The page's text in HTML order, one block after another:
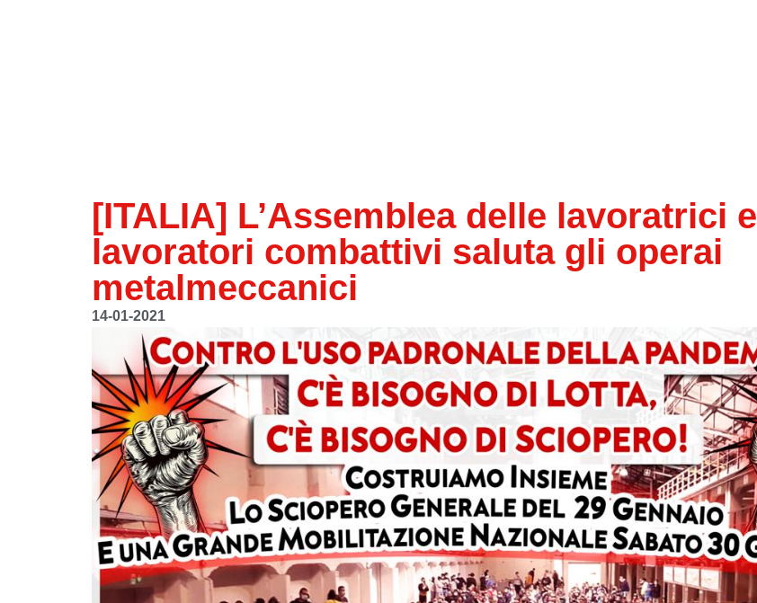
[ITALIA] L’Assemblea delle lavoratrici e
lavoratori combattivi saluta gli operai
metalmeccanici
14-01-2021